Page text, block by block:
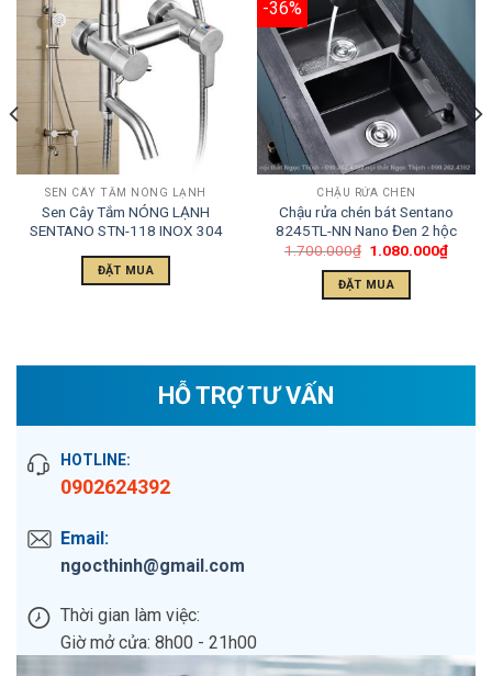
SEN CÂY TẮM NÓNG LẠNH
Sen Cây Tắm NÓNG LẠNH
SENTANO STN-118 INOX 304
ĐẶT MUA
-36%
CHẬU RỬA CHÉN
Chậu rửa chén bát Sentano
8245TL-NN Nano Đen 2 hộc
1.700.000₫ 1.080.000₫
ĐẶT MUA
HỖ TRỢ TƯ VẤN
HOTLINE:
0902624392
Email:
ngocthinh@gmail.com
Thời gian làm việc:
Giờ mở cửa: 8h00 - 21h00